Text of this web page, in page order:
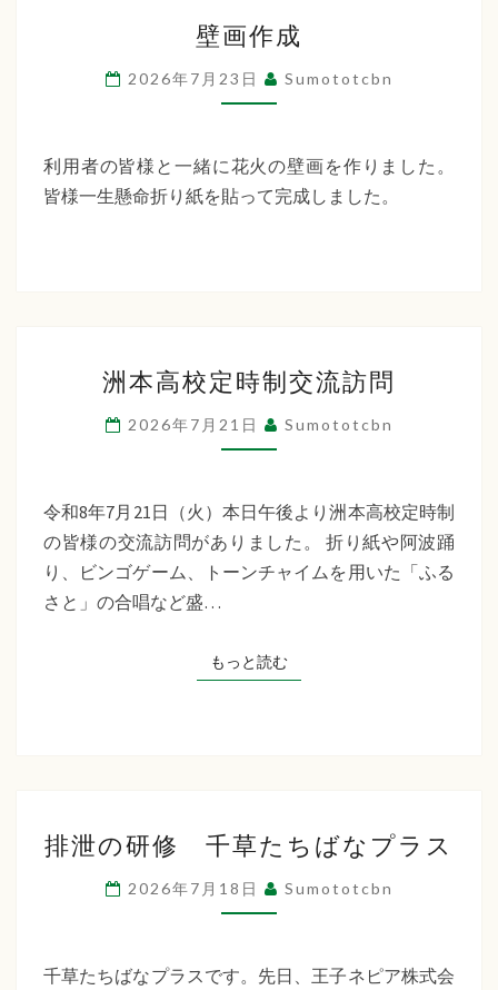
ー
ン
画
作
成
壁画作成
2026年7月23日 Sumototcbn
利用者の皆様と一緒に花火の壁画を作りました。
皆様一生懸命折り紙を貼って完成しました。
本
高
校
時
制
交
問
洲本高校定時制交流訪問
2026年7月21日 Sumototcbn
令和8年7月21日（火）本日午後より洲本高校定時制
の皆様の交流訪問がありました。 折り紙や阿波踊
り、ビンゴゲーム、トーンチャイムを用いた「ふる
さと」の合唱など盛…
もっと読むもっと読む
泄
の
研
千
排泄の研修 千草たちばなプラス
2026年7月18日 Sumototcbn
千草たちばなプラスです。先日、王子ネピア株式会